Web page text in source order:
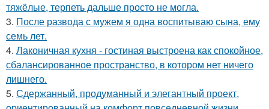
тяжёлые, терпеть дальше просто не могла.
3. После развода с мужем я одна воспитываю сына, ему
семь лет.
4. Лаконичная кухня - гостиная выстроена как спокойное,
сбалансированное пространство, в котором нет ничего
лишнего.
5. Сдержанный, продуманный и элегантный проект,